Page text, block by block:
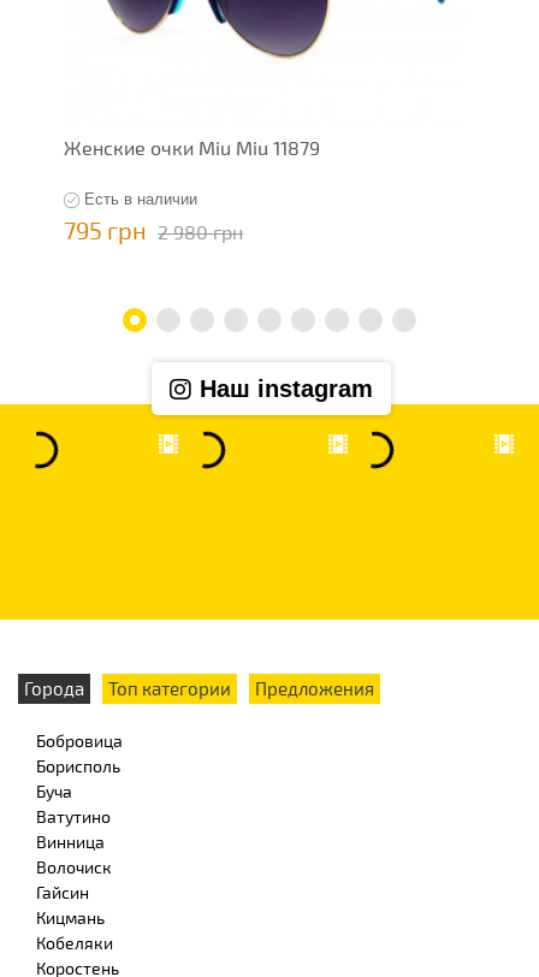
Женские очки Miu Miu 11879
Есть в наличии
795 грн 2 980 грн
Наш instagram
Города Топ категории Предложения
Бобровица
Борисполь
Буча
Ватутино
Винница
Волочиск
Гайсин
Кицмань
Кобеляки
Коростень